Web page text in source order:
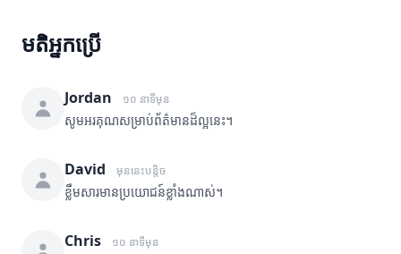
មតិអ្នកប្រើ
Jordan ១០ នាទីមុន
សូមអរគុណសម្រាប់ព័ត៌មានដ៏ល្អនេះ។
David មុននេះបន្តិច
ខ្លឹមសារមានប្រយោជន៍ខ្លាំងណាស់។
Chris ១០ នាទីមុន